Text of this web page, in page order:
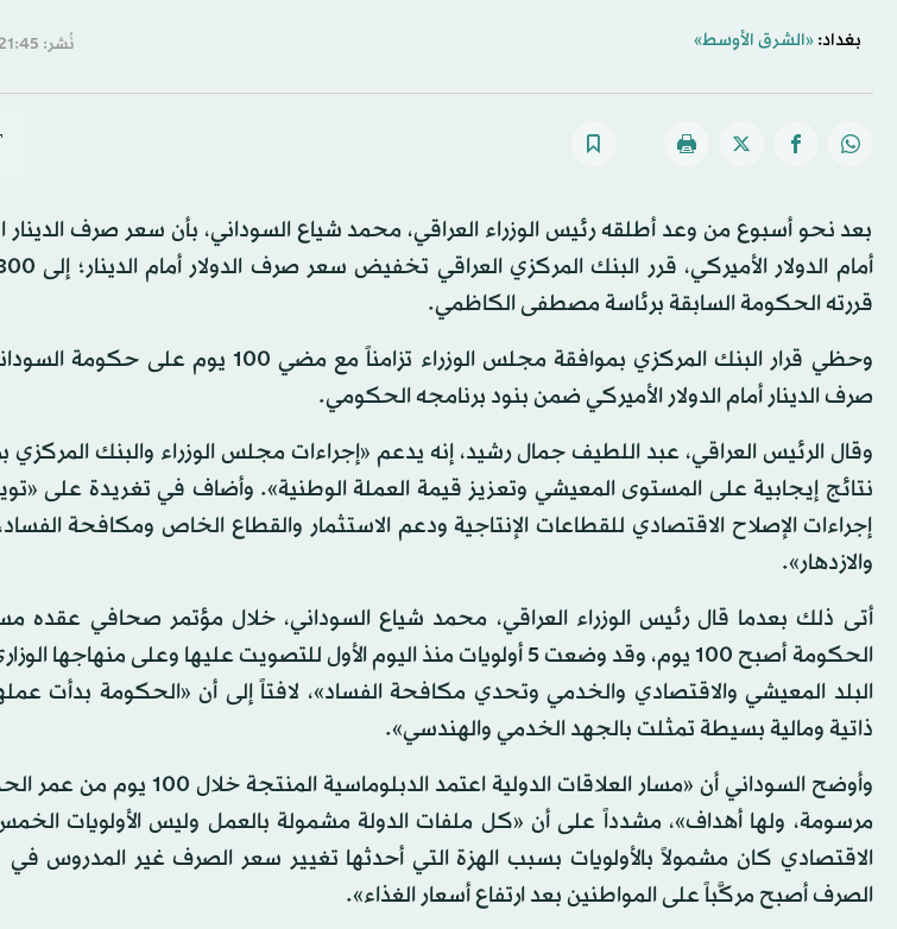
بغداد: «الشرق الأوسط» نُشر: 21:45-8 فبراير 2023 م ـ 18 رَجب 1444 هـ
بعد نحو أسبوع من وعد أطلقه رئيس الوزراء العراقي، محمد شياع السوداني، بأن سعر صرف الدينار
قررته الحكومة السابقة برئاسة مصطفى الكاظمي.
وحظي قرار البنك المركزي بموافقة مجلس الوزراء
صرف الدينار أمام الدولار الأميركي ضمن بنود برنامجه الحكومي.
وقال الرئيس العراقي، عبد اللطيف جمال رشيد، إنه يدعم «إجراءات مجلس الوزراء والبنك المركزي
نتائج إيجابية على المستوى المعيشي وتعزيز قيمة العملة الوطنية». وأضاف في تغريدة على
إجراءات الإصلاح الاقتصادي للقطاعات الإنتاجية ودعم الاستثمار والقطاع الخاص ومكافحة
والازدهار».
أتى ذلك بعدما قال رئيس الوزراء العراقي، محمد شياع السوداني، خلال مؤتمر صحافي عقده
الحكومة أصبح 100 يوم، وقد وضعت 5 أولويات منذ اليوم الأول للتصويت عليها وعلى
البلد المعيشي والاقتصادي والخدمي وتحدي مكافحة الفساد»، لافتاً إلى أن «الحكومة بدأت
ذاتية ومالية بسيطة تمثلت بالجهد الخدمي والهندسي».
وأوضح السوداني أن «مسار العلاقات الدولية
مرسومة، ولها أهداف»، مشدداً على أن «كل ملفات الدولة مشمولة بالعمل وليس الأولويات
الصرف أصبح مركَّباً على المواطنين بعد ارتفاع أسعار الغذاء».